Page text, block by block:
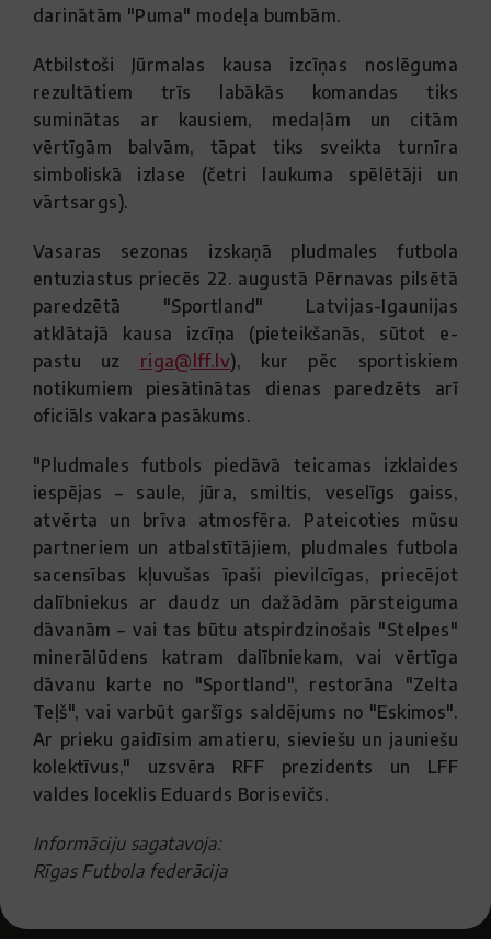
darinātām "Puma" modeļa bumbām.
Atbilstoši Jūrmalas kausa izcīņas noslēguma
rezultātiem trīs labākās komandas tiks
suminātas ar kausiem, medaļām un citām
vērtīgām balvām, tāpat tiks sveikta turnīra
simboliskā izlase (četri laukuma spēlētāji un
vārtsargs).
Vasaras sezonas izskaņā pludmales futbola
entuziastus priecēs 22. augustā Pērnavas pilsētā
paredzētā "Sportland" Latvijas-Igaunijas
atklātajā kausa izcīņa (pieteikšanās, sūtot e-
pastu uz riga@lff.lv), kur pēc sportiskiem
notikumiem piesātinātas dienas paredzēts arī
oficiāls vakara pasākums.
"Pludmales futbols piedāvā teicamas izklaides
iespējas – saule, jūra, smiltis, veselīgs gaiss,
atvērta un brīva atmosfēra. Pateicoties mūsu
partneriem un atbalstītājiem, pludmales futbola
sacensības kļuvušas īpaši pievilcīgas, priecējot
dalībniekus ar daudz un dažādām pārsteiguma
dāvanām – vai tas būtu atspirdzinošais "Stelpes"
minerālūdens katram dalībniekam, vai vērtīga
dāvanu karte no "Sportland", restorāna "Zelta
Teļš", vai varbūt garšīgs saldējums no "Eskimos".
Ar prieku gaidīsim amatieru, sieviešu un jauniešu
kolektīvus," uzsvēra RFF prezidents un LFF
valdes loceklis Eduards Borisevičs.
Informāciju sagatavoja:
Rīgas Futbola federācija